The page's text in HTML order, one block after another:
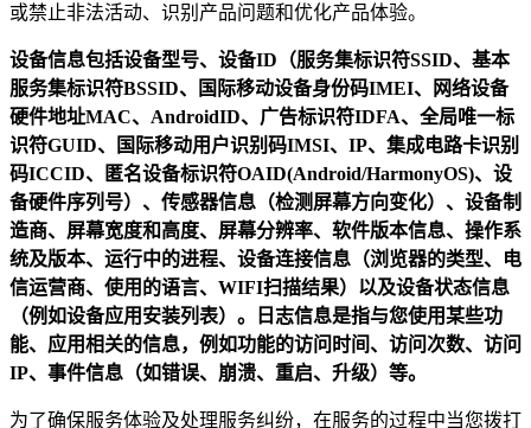
或禁止非法活动、识别产品问题和优化产品体验。
设备信息包括设备型号、设备ID（服务集标识符SSID、基本
服务集标识符BSSID、国际移动设备身份码IMEI、网络设备
硬件地址MAC、AndroidID、广告标识符IDFA、全局唯一标
识符GUID、国际移动用户识别码IMSI、IP、集成电路卡识别
码ICCID、匿名设备标识符OAID(Android/HarmonyOS)、设
备硬件序列号）、传感器信息（检测屏幕方向变化）、设备制
造商、屏幕宽度和高度、屏幕分辨率、软件版本信息、操作系
统及版本、运行中的进程、设备连接信息（浏览器的类型、电
信运营商、使用的语言、WIFI扫描结果）以及设备状态信息
（例如设备应用安装列表）。日志信息是指与您使用某些功
能、应用相关的信息，例如功能的访问时间、访问次数、访问
IP、事件信息（如错误、崩溃、重启、升级）等。
为了确保服务体验及处理服务纠纷，在服务的过程中当您拨打